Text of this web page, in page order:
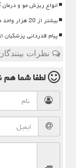
انواع ریزش مو و درمان
بیشتر از 20 هزار واحد مسکونی برای کارکنان نزاجا
پیام قدردانی پزشکیان
نظرات
لطفا شما هم